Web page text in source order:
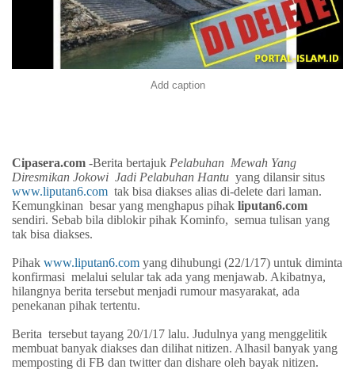
Add caption
Cipasera.com -Berita bertajuk Pelabuhan Mewah Yang
Diresmikan Jokowi Jadi Pelabuhan Hantu yang dilansir situs
www.liputan6.com tak bisa diakses alias di-delete dari laman.
Kemungkinan besar yang menghapus pihak liputan6.com
sendiri. Sebab bila diblokir pihak Kominfo, semua tulisan yang
tak bisa diakses.
Pihak www.liputan6.com yang dihubungi (22/1/17) untuk diminta
konfirmasi melalui selular tak ada yang menjawab. Akibatnya,
hilangnya berita tersebut menjadi rumour masyarakat, ada
penekanan pihak tertentu.
Berita tersebut tayang 20/1/17 lalu. Judulnya yang menggelitik
membuat banyak diakses dan dilihat nitizen. Alhasil banyak yang
memposting di FB dan twitter dan dishare oleh bayak nitizen.